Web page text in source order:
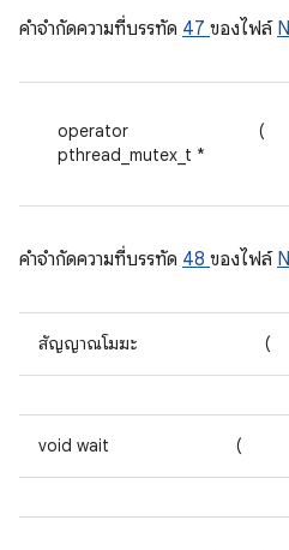
คําจํากัดความที่บรรทัด 47 ของไฟล์
operator
pthread_mutex_t *
(
คําจํากัดความที่บรรทัด 48 ของไฟล์
สัญญาณโมฆะ (
void wait (